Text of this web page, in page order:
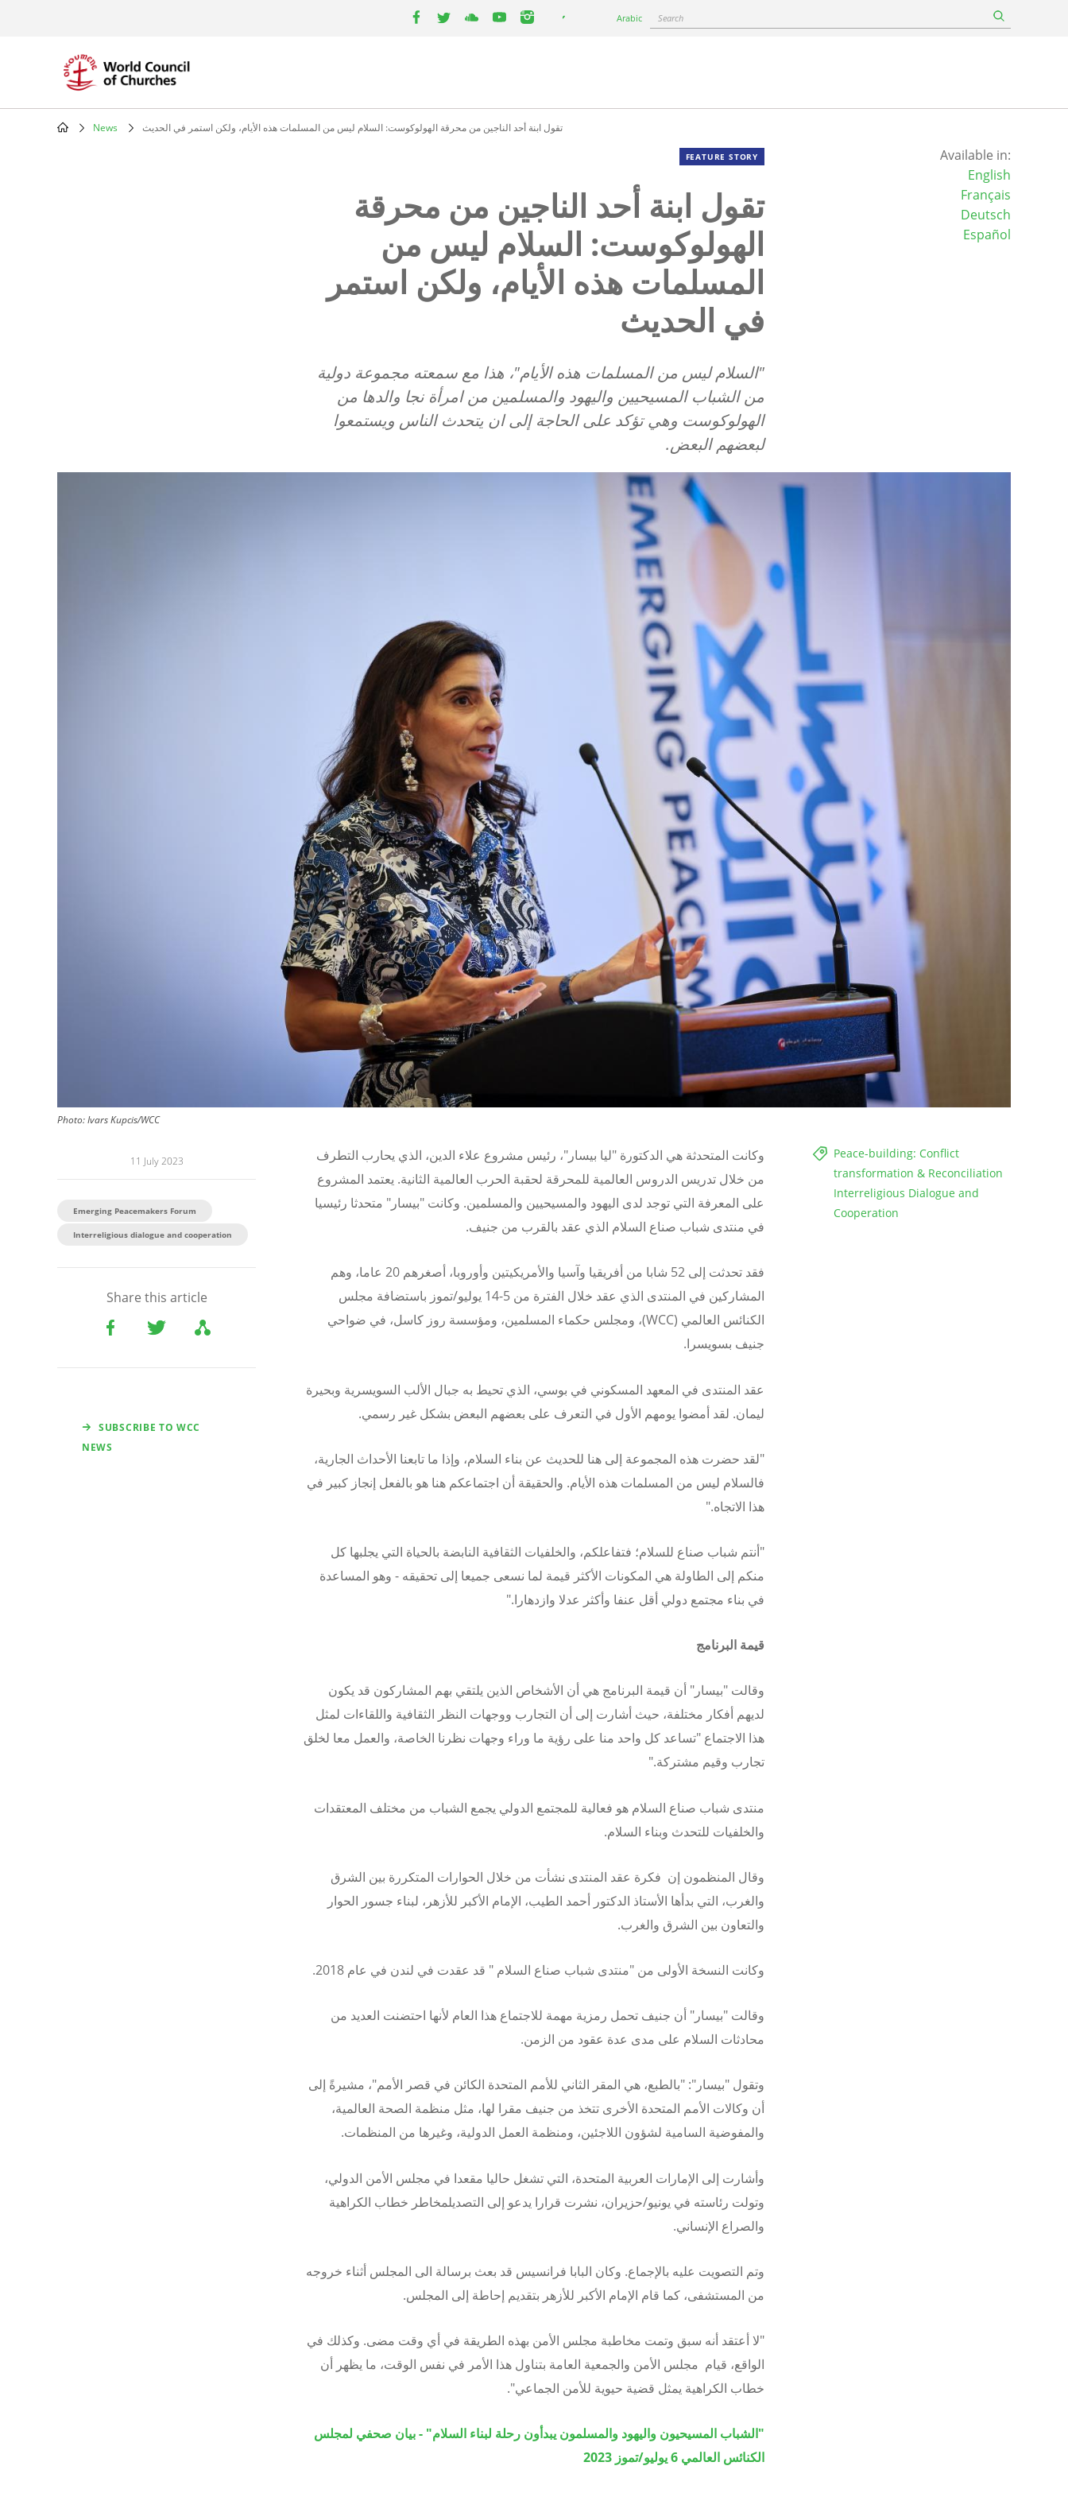
Arabic Search
News تقول ابنة أحد الناجين من محرقة الهولوكوست: السلام ليس من المسلمات هذه الأيام، ولكن استمر في الحديث
FEATURE STORY
تقول ابنة أحد الناجين من محرقة
الهولوكوست: السلام ليس من
المسلمات هذه الأيام، ولكن استمر
في الحديث
"السلام ليس من المسلمات هذه الأيام"، هذا مع سمعته مجموعة دولية
من الشباب المسيحيين واليهود والمسلمين من امرأة نجا والدها من
الهولوكوست وهي تؤكد على الحاجةإلىان يتحدث الناس ويستمعوا
لبعضهم البعض.
Available in:
English
Français
Deutsch
Español
Photo:Ivars Kupcis/WCC
11 July 2023
Emerging Peacemakers Forum
Interreligious dialogue and cooperation
Share this article
SUBSCRIBE TO WCC
NEWS
Peace-building: Conflict
transformation & Reconciliation
Interreligious Dialogue and
Cooperation
وكانت المتحدثة هي الدكتورة "ليا بيسار"، رئيس مشروع علاء الدين، الذي يحارب التطرف
من خلال تدريس الدروس العالمية للمحرقة لحقبة الحرب العالمية الثانية. يعتمد المشروع
على المعرفة التي توجد لدى اليهود والمسيحيين والمسلمين. وكانت "بيسار" متحدثا رئيسيا
في منتدى شباب صناع السلام الذي عقد بالقرب من جنيف.
فقد تحدثت إلى 52 شابا من أفريقيا وآسيا والأمريكيتين وأوروبا، أصغرهم 20 عاما، وهم
المشاركين في المنتدى الذي عقد خلال الفترة من 5-14 يوليو/تموز باستضافة مجلس
الكنائس العالمي (WCC)، ومجلس حكماء المسلمين، ومؤسسة روز كاسل، في ضواحي
جنيف بسويسرا.
عقد المنتدى في المعهد المسكوني في بوسي، الذي تحيط به جبال الألب السويسرية وبحيرة
ليمان. لقد أمضوا يومهم الأول في التعرف على بعضهم البعض بشكل غير رسمي.
"لقد حضرت هذه المجموعة إلى هنا للحديث عن بناء السلام، وإذا ما تابعنا الأحداث الجارية،
فالسلام ليس من المسلمات هذه الأيام. والحقيقة أن اجتماعكم هنا هو بالفعل إنجاز كبير في
هذا الاتجاه."
"أنتم شباب صناع للسلام؛ فتفاعلكم، والخلفيات الثقافية النابضة بالحياة التي يجلبها كل
منكم إلى الطاولة هي المكونات الأكثر قيمة لما نسعى جميعا إلى تحقيقه - وهو المساعدة
في بناء مجتمع دولي أقل عنفا وأكثر عدلا وازدهارا."
قيمة البرنامج
وقالت "بيسار" أن قيمة البرنامج هي أن الأشخاص الذين يلتقي بهم المشاركون قد يكون
لديهم أفكار مختلفة، حيث أشارت إلى أن التجارب ووجهات النظر الثقافية واللقاءات لمثل
هذا الاجتماع "تساعد كل واحد منا على رؤية ما وراء وجهات نظرنا الخاصة، والعمل معا لخلق
تجارب وقيم مشتركة."
منتدى شباب صناع السلام هو فعالية للمجتمع الدولي يجمع الشباب من مختلف المعتقدات
والخلفيات للتحدث وبناء السلام.
وقال المنظمون إن فكرة عقد المنتدى نشأت من خلال الحوارات المتكررة بين الشرق
والغرب، التي بدأها الأستاذ الدكتور أحمد الطيب، الإمام الأكبر للأزهر، لبناء جسور الحوار
والتعاون بين الشرق والغرب.
وكانت النسخة الأولى من "منتدى شباب صناع السلام " قد عقدت في لندن في عام 2018.
وقالت "بيسار" أن جنيف تحمل رمزية مهمة للاجتماع هذا العام لأنها احتضنت العديد من
محادثات السلام على مدى عدة عقود من الزمن.
وتقول "بيسار": "بالطبع، هي المقر الثاني للأمم المتحدة الكائن في قصر الأمم"، مشيرةً إلى
أن وكالات الأمم المتحدة الأخرى تتخذ من جنيف مقرا لها، مثل منظمة الصحة العالمية،
والمفوضية السامية لشؤون اللاجئين، ومنظمة العمل الدولية، وغيرها من المنظمات.
وأشارت إلى الإمارات العربية المتحدة، التي تشغل حاليا مقعدا في مجلس الأمن الدولي،
وتولت رئاسته في يونيو/حزيران، نشرت قرارا يدعو إلى التصديلمخاطر خطاب الكراهية
والصراع الإنساني.
وتم التصويت عليه بالإجماع. وكان البابا فرانسيس قد بعث برسالة الى المجلس أثناء خروجه
من المستشفى، كما قام الإمام الأكبر للأزهر بتقديم إحاطة إلى المجلس.
"لا أعتقد أنه سبق وتمت مخاطبة مجلس الأمن بهذه الطريقة في أي وقت مضى. وكذلك في
الواقع، قيام مجلس الأمن والجمعية العامة بتناول هذا الأمر في نفس الوقت، ما يظهر أن
خطاب الكراهية يمثل قضية حيوية للأمن الجماعي".
"الشباب المسيحيون واليهود والمسلمون يبدأون رحلة لبناء السلام" - بيان صحفي لمجلس
الكنائس العالمي 6 يوليو/تموز 2023